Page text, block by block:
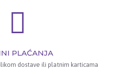
PLAĆANJA
dostave ili platnim karticama